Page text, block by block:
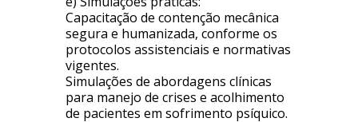
Capacitação de contenção mecânica
segura e humanizada, conforme os
protocolos assistenciais e normativas
vigentes.
Simulações de abordagens clínicas
para manejo de crises e acolhimento
de pacientes em sofrimento psíquico.